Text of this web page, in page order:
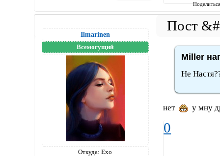
Ilmarinen
Всемогущий
Откуда: Ехо
Miller
Не
нет у мну
0